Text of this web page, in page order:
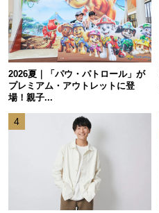
2026夏｜「パウ・パトロール」が
プレミアム・アウトレットに登
場！親子...
4